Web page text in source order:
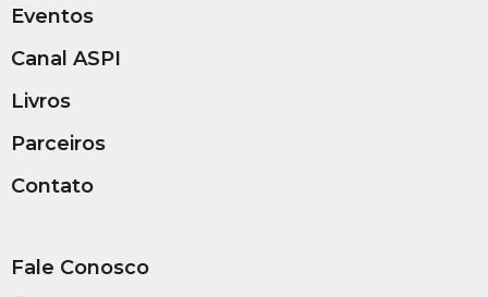
Eventos
Canal ASPI
Livros
Parceiros
Contato
Fale Conosco